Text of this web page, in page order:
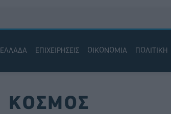
ΕΛΛΑΔΑ ΕΠΙΧΕΙΡΗΣΕΙΣ ΟΙΚΟΝΟΜΙΑ ΠΟΛΙΤΙΚΗ
ΚΟΣΜΟΣ